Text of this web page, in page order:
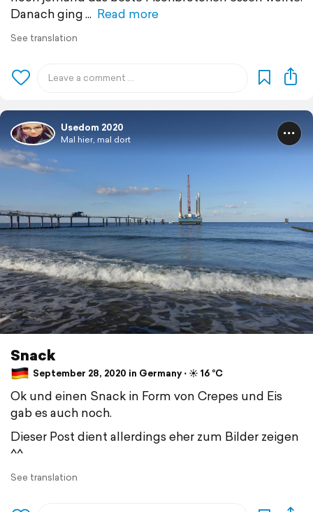
Danach ging
Read more
See translation
Usedom 2020
Mal hier, mal dort
Snack
September 28, 2020 in Germany ⋅ ☀️ 16 °C
Ok und einen Snack in Form von Crepes und Eis
gab es auch noch.
Dieser Post dient allerdings eher zum Bilder zeigen
^^
See translation